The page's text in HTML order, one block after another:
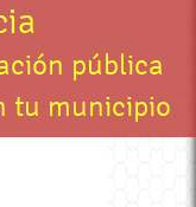
pública
tu municipio